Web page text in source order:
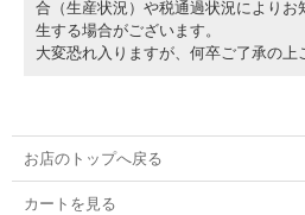
合（生産状況）や税通過状況によりお
生する場合がございます。
大変恐れ入りますが、何卒ご了承の上
お店のトップへ戻る
カートを見る